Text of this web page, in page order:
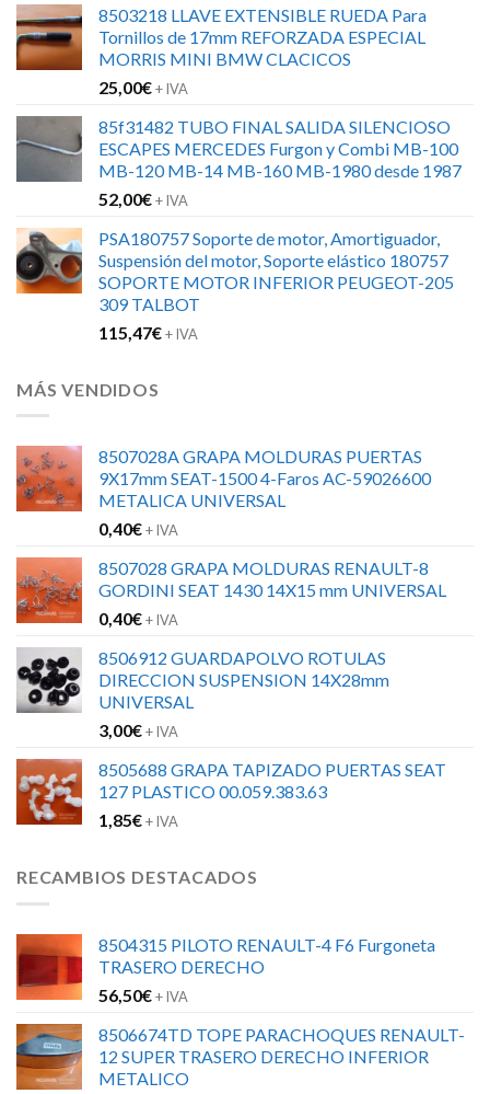
original
era:
152,00€.
actual
es:
120,00€.
8503218 LLAVE EXTENSIBLE RUEDA Para
Tornillos de 17mm REFORZADA ESPECIAL
MORRIS MINI BMW CLACICOS
25,00€+ IVA
85f31482 TUBO FINAL SALIDA SILENCIOSO
ESCAPES MERCEDES Furgon y Combi MB-100
MB-120 MB-14 MB-160 MB-1980 desde 1987
52,00€+ IVA
PSA180757 Soporte de motor, Amortiguador,
Suspensión del motor, Soporte elástico 180757
SOPORTE MOTOR INFERIOR PEUGEOT-205
309 TALBOT
115,47€+ IVA
MÁS VENDIDOS
8507028A GRAPA MOLDURAS PUERTAS
9X17mm SEAT-1500 4-Faros AC-59026600
METALICA UNIVERSAL
0,40€+ IVA
8507028 GRAPA MOLDURAS RENAULT-8
GORDINI SEAT 1430 14X15 mm UNIVERSAL
0,40€+ IVA
8506912 GUARDAPOLVO ROTULAS
DIRECCION SUSPENSION 14X28mm
UNIVERSAL
3,00€+ IVA
8505688 GRAPA TAPIZADO PUERTAS SEAT
127 PLASTICO 00.059.383.63
1,85€+ IVA
RECAMBIOS DESTACADOS
8504315 PILOTO RENAULT-4 F6 Furgoneta
TRASERO DERECHO
56,50€+ IVA
8506674TD TOPE PARACHOQUES RENAULT-
12 SUPER TRASERO DERECHO INFERIOR
METALICO